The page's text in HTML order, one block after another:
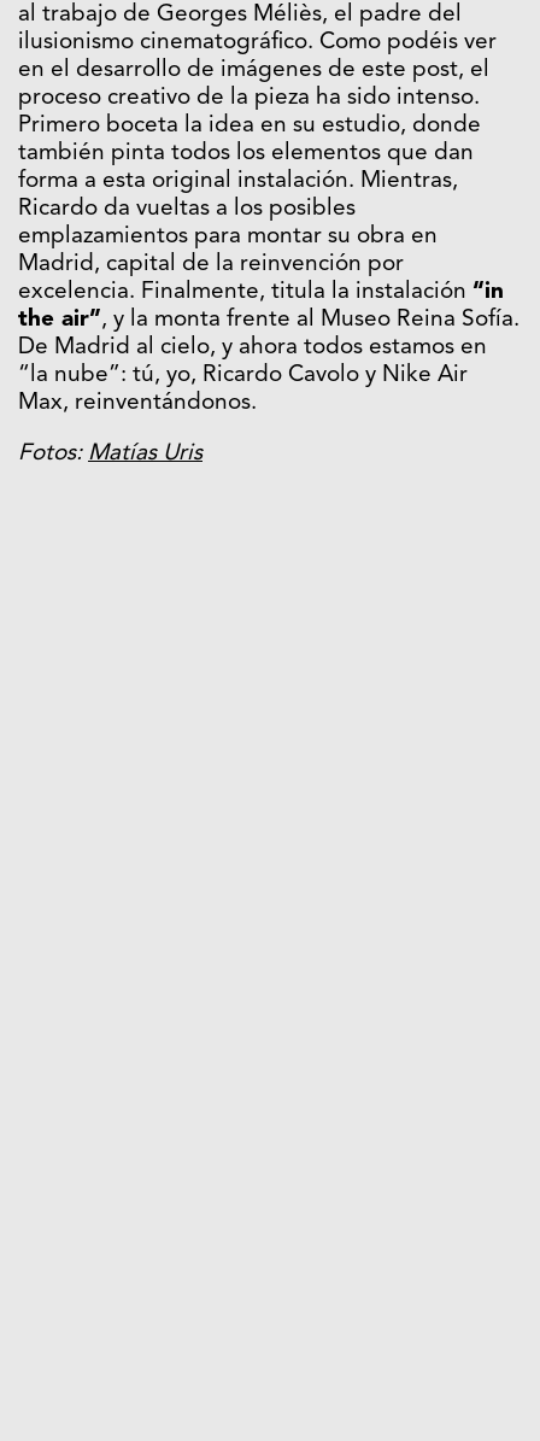
al trabajo de Georges Méliès, el padre del
ilusionismo cinematográfico. Como podéis ver
en el desarrollo de imágenes de este post, el
proceso creativo de la pieza ha sido intenso.
Primero boceta la idea en su estudio, donde
también pinta todos los elementos que dan
forma a esta original instalación. Mientras,
Ricardo da vueltas a los posibles
emplazamientos para montar su obra en
Madrid, capital de la reinvención por
excelencia. Finalmente, titula la instalación “in
the air”, y la monta frente al Museo Reina Sofía.
De Madrid al cielo, y ahora todos estamos en
“la nube”: tú, yo, Ricardo Cavolo y Nike Air
Max, reinventándonos.
Fotos: Matías Uris